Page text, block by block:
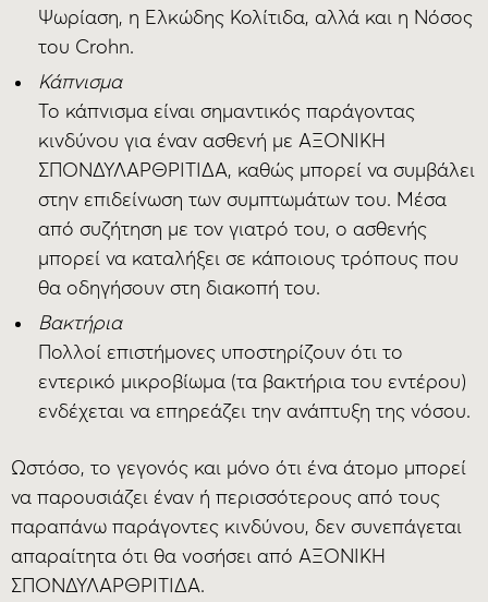
Ψωρίαση, η Ελκώδης Κολίτιδα, αλλά και η Νόσος
του Crohn.
Κάπνισμα
Το κάπνισμα είναι σημαντικός παράγοντας
κινδύνου για έναν ασθενή με ΑΞΟΝΙΚΗ
ΣΠΟΝΔΥΛΑΡΘΡΙΤΙΔΑ, καθώς μπορεί να συμβάλει
στην επιδείνωση των συμπτωμάτων του. Μέσα
από συζήτηση με τον γιατρό του, ο ασθενής
μπορεί να καταλήξει σε κάποιους τρόπους που
θα οδηγήσουν στη διακοπή του.
Βακτήρια
Πολλοί επιστήμονες υποστηρίζουν ότι το
εντερικό μικροβίωμα (τα βακτήρια του εντέρου)
ενδέχεται να επηρεάζει την ανάπτυξη της νόσου.
Ωστόσο, το γεγονός και μόνο ότι ένα άτομο μπορεί
να παρουσιάζει έναν ή περισσότερους από τους
παραπάνω παράγοντες κινδύνου, δεν συνεπάγεται
απαραίτητα ότι θα νοσήσει από ΑΞΟΝΙΚΗ
ΣΠΟΝΔΥΛΑΡΘΡΙΤΙΔΑ.